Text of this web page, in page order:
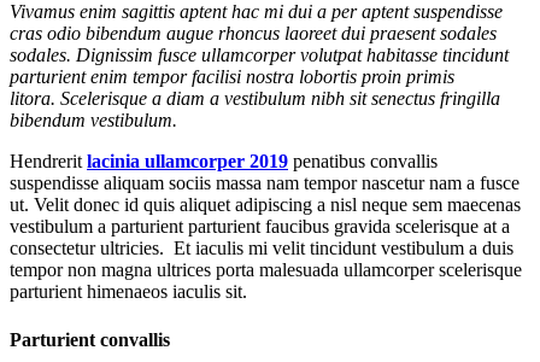
Vivamus enim sagittis aptent hac mi dui a per aptent suspendisse
cras odio bibendum augue rhoncus laoreet dui praesent sodales
sodales. Dignissim fusce ullamcorper volutpat habitasse tincidunt
parturient enim tempor facilisi nostra lobortis proin primis
litora. Scelerisque a diam a vestibulum nibh sit senectus fringilla
bibendum vestibulum.
Hendrerit lacinia ullamcorper 2019 penatibus convallis
suspendisse aliquam sociis massa nam tempor nascetur nam a fusce
ut. Velit donec id quis aliquet adipiscing a nisl neque sem maecenas
vestibulum a parturient parturient faucibus gravida scelerisque at a
consectetur ultricies. Et iaculis mi velit tincidunt vestibulum a duis
tempor non magna ultrices porta malesuada ullamcorper scelerisque
parturient himenaeos iaculis sit.
Parturient convallis